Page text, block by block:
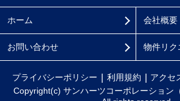
ホーム 会社概要
お問い合わせ 物件リク
プライバシーポリシー 利用規約 アクセ
Copyright(c) サンハーツコーポレーシ